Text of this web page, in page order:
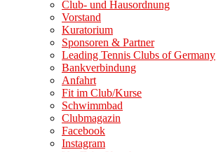
Club- und Hausordnung
Vorstand
Kuratorium
Sponsoren & Partner
Leading Tennis Clubs of Germany
Bankverbindung
Anfahrt
Fit im Club/Kurse
Schwimmbad
Clubmagazin
Facebook
Instagram